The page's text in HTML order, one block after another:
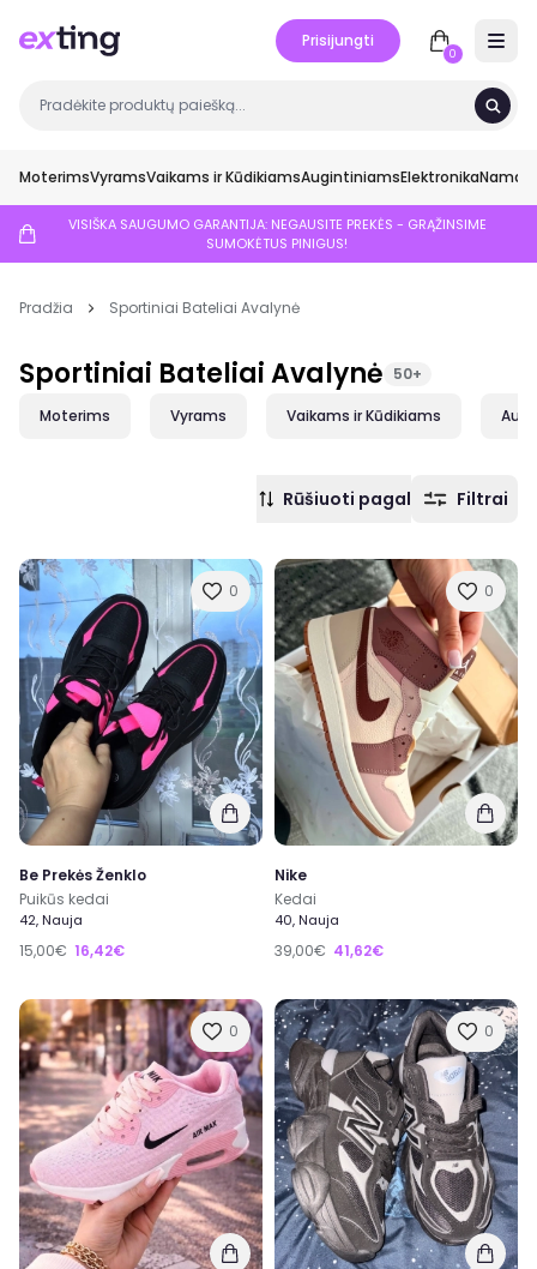
Prisijungti
0
MoterimsVyramsVaikams ir KūdikiamsAugintiniamsElektronikaNamai
VISIŠKA SAUGUMO GARANTIJA: NEGAUSITE PREKĖS - GRĄŽINSIME
SUMOKĖTUS PINIGUS!
Pradžia Sportiniai Bateliai Avalynė
Sportiniai Bateliai Avalynė 50+
Moterims Vyrams Vaikams ir Kūdikiams
Rūšiuoti pagal Filtrai
0
Be Prekės Ženklo
Puikūs kedai
42, Nauja
15,00€ 16,42€
0
Nike
Kedai
40, Nauja
39,00€ 41,62€
0 0